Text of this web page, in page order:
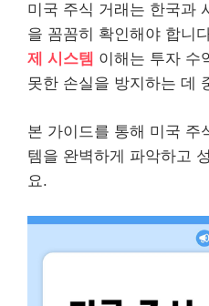
미국 주식 거래는 한국과
을 꼼꼼히 확인해야 합니
제 시스템 이해는 투자 수
못한 손실을 방지하는 데
본 가이드를 통해 미국 주
템을 완벽하게 파악하고
요.